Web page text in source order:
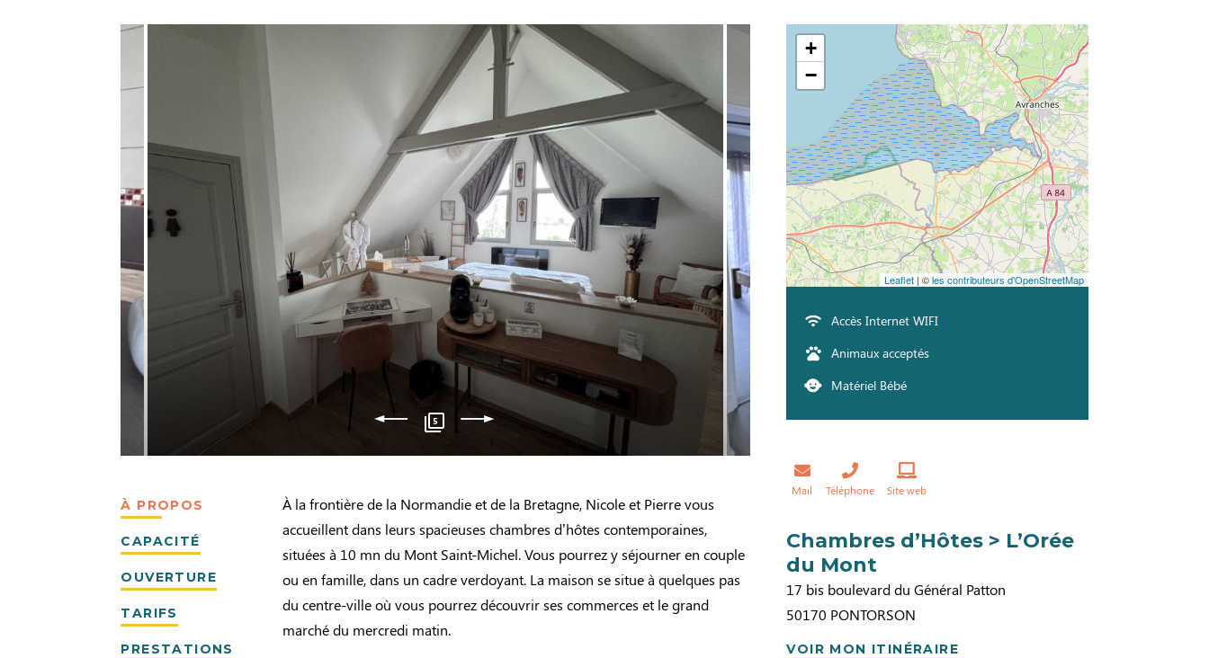
5
À PROPOS
CAPACITÉ
OUVERTURE
TARIFS
PRESTATIONS
À la frontière de la Normandie et de la Bretagne, Nicole et Pierre vous
accueillent dans leurs spacieuses chambres d’hôtes contemporaines,
situées à 10 mn du Mont Saint-Michel. Vous pourrez y séjourner en couple
ou en famille, dans un cadre verdoyant. La maison se situe à quelques pas
du centre-ville où vous pourrez découvrir ses commerces et le grand
marché du mercredi matin.
+
−
Leaflet| ©les contributeurs d'OpenStreetMap
Accès Internet WIFI
Animaux acceptés
Matériel Bébé
Mail Téléphone Site web
Chambres d’Hôtes > L’Orée
du Mont
17 bis boulevard du Général Patton
50170 PONTORSON
VOIR MON ITINÉRAIRE